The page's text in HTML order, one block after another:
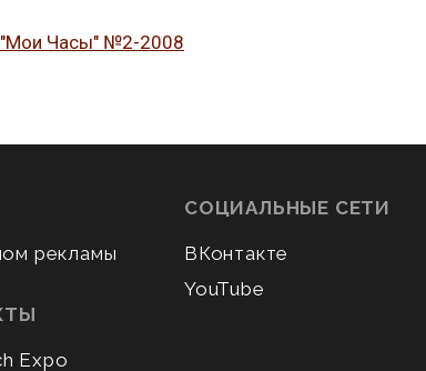
"Мои Часы" №2-2008
рекламы
Expo
СОЦИАЛЬНЫЕ СЕТИ
ВКонтакте
YouTube